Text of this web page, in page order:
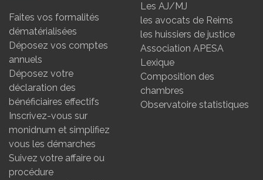
Faites vos formalités
dématérialisées
Déposez vos comptes
annuels
Déposez votre
déclaration des
bénéficiaires effectifs
Inscrivez-vous sur
monidnum et simplifiez
vous les démarches
Suivez votre affaire ou
procédure
Les AJ/MJ
les avocats de Reims
les huissiers de justice
Association APESA
Lexique
Composition des
chambres
Observatoire statistiques